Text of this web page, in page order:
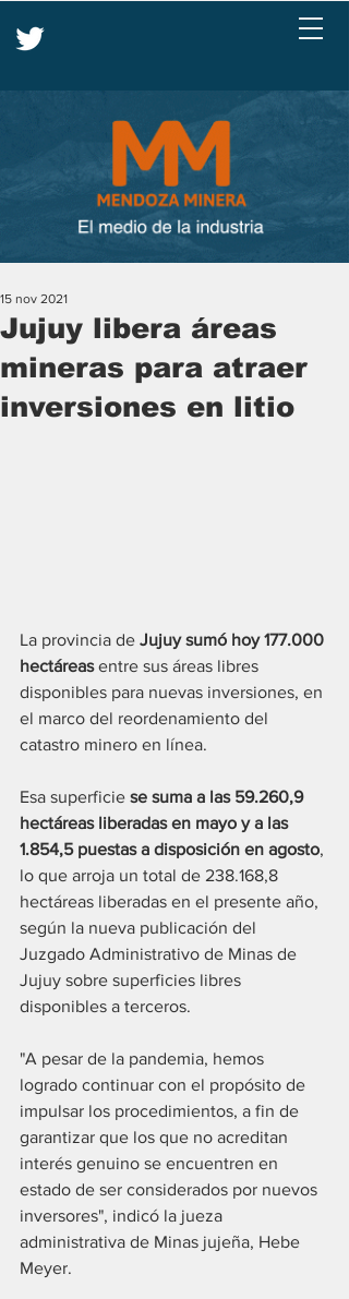
Jujuy libera áreas
mineras para atraer
inversiones en litio
15 nov 2021
La provincia de Jujuy sumó hoy 177.000
hectáreas entre sus áreas libres
disponibles para nuevas inversiones, en
el marco del reordenamiento del
catastro minero en línea.
Esa superficie se suma a las 59.260,9
hectáreas liberadas en mayo y a las
1.854,5 puestas a disposición en agosto,
lo que arroja un total de 238.168,8
hectáreas liberadas en el presente año,
según la nueva publicación del
Juzgado Administrativo de Minas de
Jujuy sobre superficies libres
disponibles a terceros.
"A pesar de la pandemia, hemos
logrado continuar con el propósito de
impulsar los procedimientos, a fin de
garantizar que los que no acreditan
interés genuino se encuentren en
estado de ser considerados por nuevos
inversores", indicó la jueza
administrativa de Minas jujeña, Hebe
Meyer.